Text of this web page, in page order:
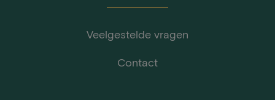
Veelgestelde vragen
Contact